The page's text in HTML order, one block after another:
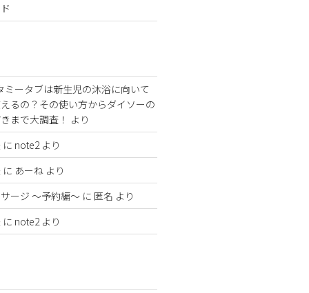
ミータブは新生児の沐浴に向いて
るの？その使い方からダイソーの
まで大調査！ より
に note2より
に あーねより
ージ 〜予約編〜に 匿名 より
に note2より